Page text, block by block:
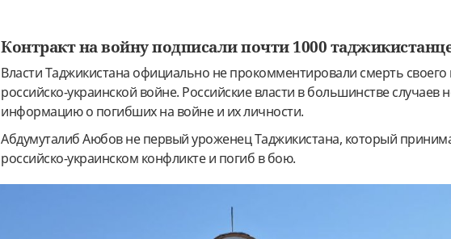
Контракт на войну подписали почти 1000
Власти Таджикистана официально не прокомментировали смерть своего
российско-украинской войне. Российские власти в большинстве случаев
информацию о погибших на войне и их личности.
Абдумуталиб Аюбов не первый уроженец Таджикистана, который
российско-украинском конфликте и погиб в бою.